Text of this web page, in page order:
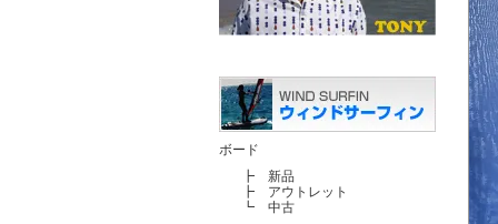
ボード
┣ 新品
┣ アウトレット
┗ 中古